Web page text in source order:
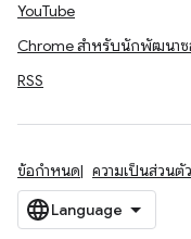
YouTube
Chrome สำหรับนักพัฒนา
RSS
ข้อกำหนด ความเป็นส่วนตัว